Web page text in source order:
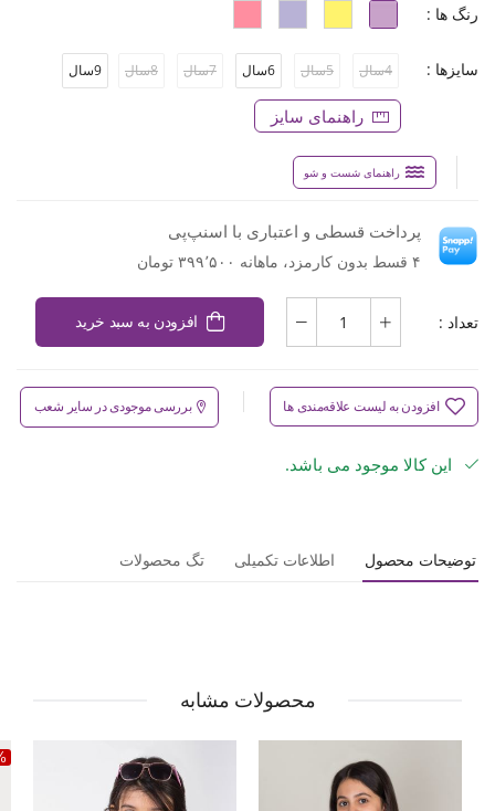
رنگ ها :
سایزها : 4سال 5سال 6سال 7سال 8سال 9سال
راهنمای سایز
راهنمای شست و شو
پرداخت قسطی و اعتباری با اسنپ‌پی
۴ قسط بدون کارمزد، ماهانه ۳۹۹٬۵۰۰ تومان
تعداد : افزودن به سبد خرید
افزودن به لیست علاقه‌مندی ها بررسی موجودی در سایر شعب
این کالا موجود می باشد.
توضیحات محصول اطلاعات تکمیلی تگ محصولات
محصولات مشابه